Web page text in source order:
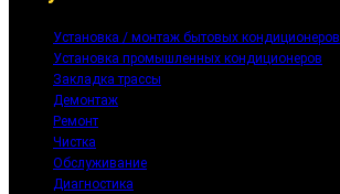
Установка / монтаж бытовых кондиционеров
Установка промышленных кондиционеров
Закладка трассы
Демонтаж
Ремонт
Чистка
Обслуживание
Диагностика